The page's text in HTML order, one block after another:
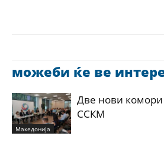
можеби ќе ве
Македонија
Две нови комори
ССКМ